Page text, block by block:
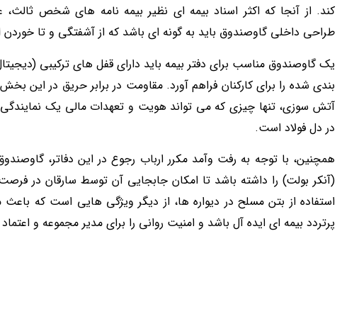
کند. از آنجا که اکثر اسناد بیمه ای نظیر بیمه نامه های شخص ثالث،
طراحی داخلی گاوصندوق باید به گونه ای باشد که از آشفتگی و تا خوردن
یک گاوصندوق مناسب برای دفتر بیمه باید دارای قفل های ترکیبی
بندی شده را برای کارکنان فراهم آورد. مقاومت در برابر حریق در این
آتش سوزی، تنها چیزی که می تواند هویت و تعهدات مالی یک
در دل فولاد است.
همچنین، با توجه به رفت وآمد مکرر ارباب رجوع در این دفاتر،
(آنکر بولت) را داشته باشد تا امکان جابجایی آن توسط سارقان در
استفاده از بتن مسلح در دیواره ها، از دیگر ویژگی هایی است که
پرتردد بیمه ای ایده آل باشد و امنیت روانی را برای مدیر مجموعه و اعتماد